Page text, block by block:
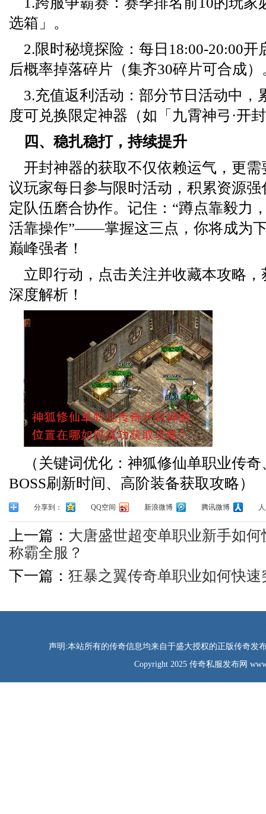
选箱」。
2.限时秘境探险：每日18:00-20:00开
后概率掉落碎片（集齐30碎片可合成）
3.充值返利活动：部分节日活动中，
度可兑换限定神器（如「九霄神弓·开
四、稳扎稳打，持续提升
开封神器的获取不仅依赖运气，更
议玩家每日参与限时活动，积累资源
定队伍磨合协作。记住：“蹲点靠毅力
活靠操作”——掌握这三点，你将成为
巅峰强者！
立即行动，点击关注并收藏本攻略
深度解析！
（关键词优化：神狐修仙单职业传
BOSS刷新时间、高阶装备获取攻略）
分享到： QQ空间 新浪微博 腾讯微博
上一篇： 大唐盛世超变单职业新手如
称霸全服？
下一篇： 狂暴之翼传奇单职业如何快
声明:本站所有的传奇信息均来自于盛大授权的正版传奇发
Copyright 2025 传奇私服发布网